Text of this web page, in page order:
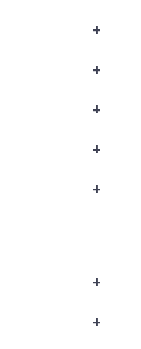
+
+
+
+
+
+
+